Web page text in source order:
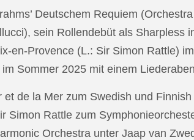
Deutschem Requiem
sein Rollendebüt als Sharpless
en-Provence (L.: Sir Simon Rattle)
Sommer 2025 mit einem
de la Mer zum Swedish und
Rattle zum
Orchestra unter Jaap van